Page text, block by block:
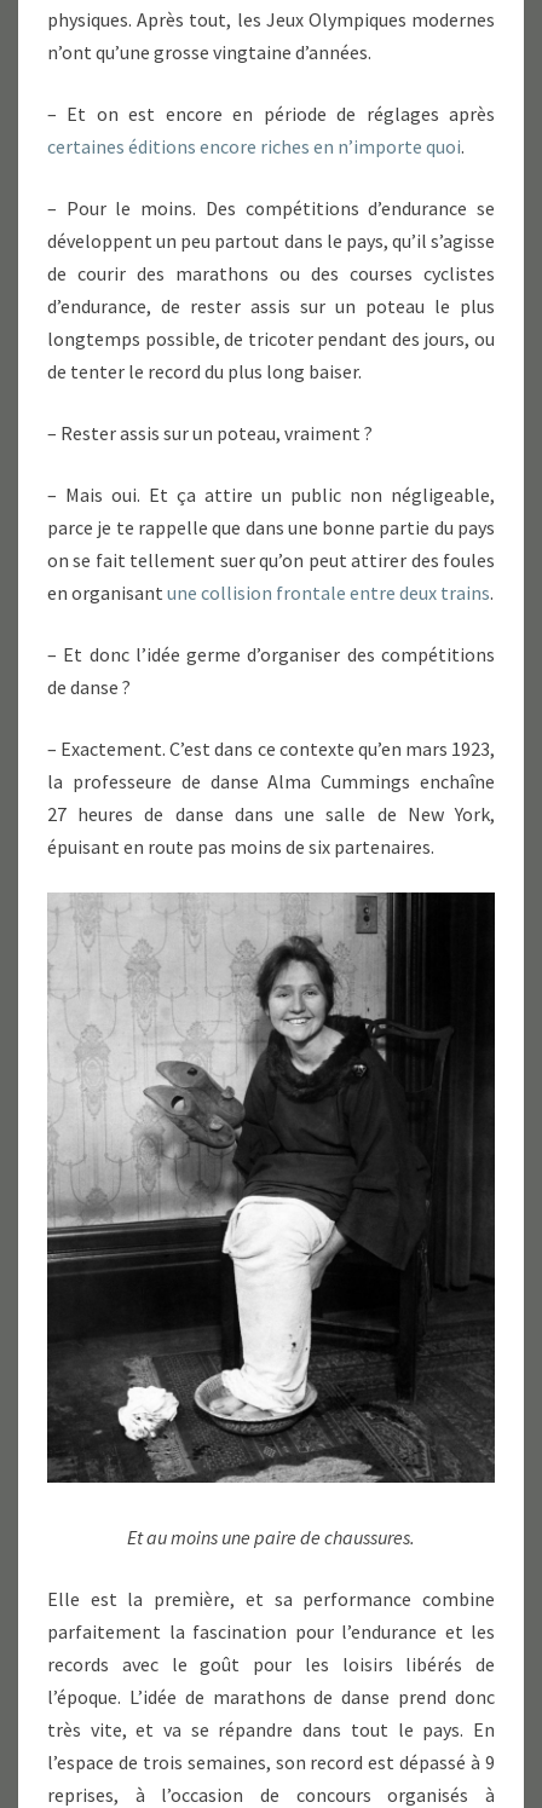
physiques. Après tout, les Jeux Olympiques modernes
n’ont qu’une grosse vingtaine d’années.
– Et on est encore en période de réglages après
certaines éditions encore riches en n’importe quoi.
– Pour le moins. Des compétitions d’endurance se
développent un peu partout dans le pays, qu’il s’agisse
de courir des marathons ou des courses cyclistes
d’endurance, de rester assis sur un poteau le plus
longtemps possible, de tricoter pendant des jours, ou
de tenter le record du plus long baiser.
– Rester assis sur un poteau, vraiment ?
– Mais oui. Et ça attire un public non négligeable,
parce je te rappelle que dans une bonne partie du pays
on se fait tellement suer qu’on peut attirer des foules
en organisant une collision frontale entre deux trains.
– Et donc l’idée germe d’organiser des compétitions
de danse ?
– Exactement. C’est dans ce contexte qu’en mars 1923,
la professeure de danse Alma Cummings enchaîne
27 heures de danse dans une salle de New York,
épuisant en route pas moins de six partenaires.
Et au moins une paire de chaussures.
Elle est la première, et sa performance combine
parfaitement la fascination pour l’endurance et les
records avec le goût pour les loisirs libérés de
l’époque. L’idée de marathons de danse prend donc
très vite, et va se répandre dans tout le pays. En
l’espace de trois semaines, son record est dépassé à 9
reprises, à l’occasion de concours organisés à